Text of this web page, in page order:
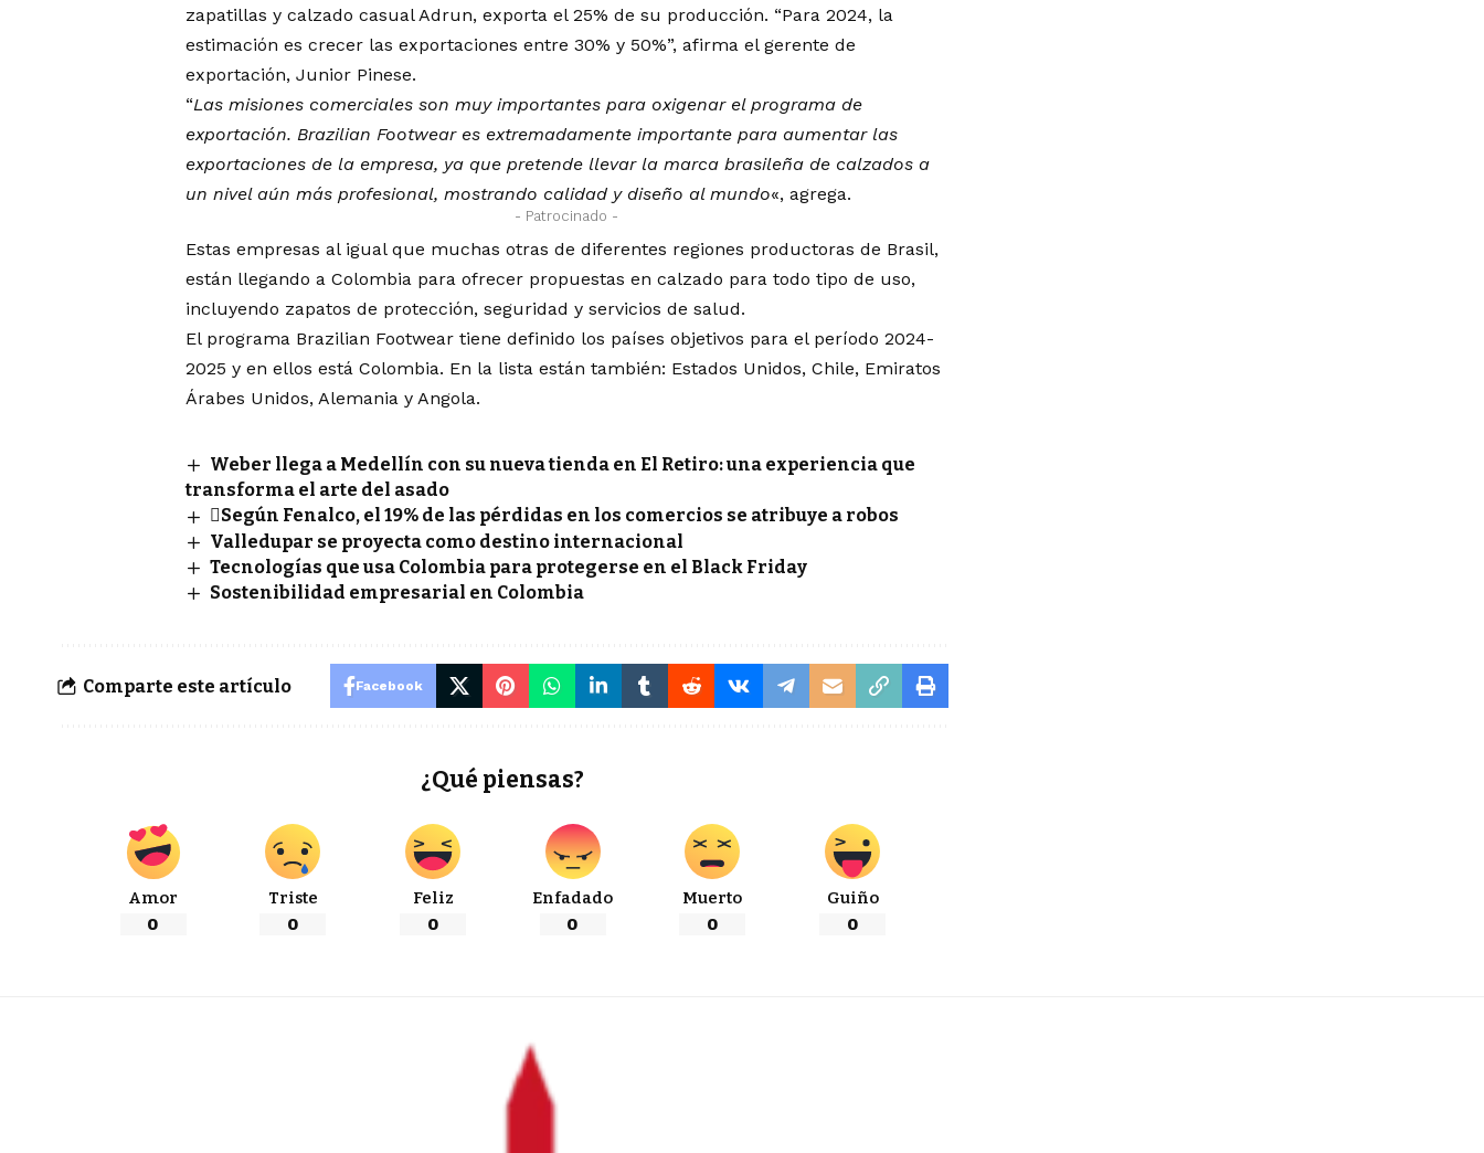
zapatillas y calzado casual Adrun, exporta el 25% de su producción. “Para 2024, la
estimación es crecer las exportaciones entre 30% y 50%”, afirma el gerente de
exportación, Junior Pinese.
“Las misiones comerciales son muy importantes para oxigenar el programa de
exportación. Brazilian Footwear es extremadamente importante para aumentar las
exportaciones de la empresa, ya que pretende llevar la marca brasileña de calzados a
un nivel aún más profesional, mostrando calidad y diseño al mundo«, agrega.
- Patrocinado -
Estas empresas al igual que muchas otras de diferentes regiones productoras de Brasil,
están llegando a Colombia para ofrecer propuestas en calzado para todo tipo de uso,
incluyendo zapatos de protección, seguridad y servicios de salud.
El programa Brazilian Footwear tiene definido los países objetivos para el período 2024-
2025 y en ellos está Colombia. En la lista están también: Estados Unidos, Chile, Emiratos
Árabes Unidos, Alemania y Angola.
Weber llega a Medellín con su nueva tienda en El Retiro: una experiencia que
transforma el arte del asado
Según Fenalco, el 19% de las pérdidas en los comercios se atribuye a robos
Valledupar se proyecta como destino internacional
Tecnologías que usa Colombia para protegerse en el Black Friday
Sostenibilidad empresarial en Colombia
Comparte este artículo Facebook
¿Qué piensas?
Amor
0
Triste
0
Feliz
0
Enfadado
0
Muerto
0
Guiño
0